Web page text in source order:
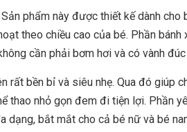
phẩm này được thiết kế dành
theo chiều cao của bé. Phần
cần phải bơm hơi và có vành
rất bền bỉ và siêu nhẹ. Qua đó giúp
thao nhỏ gọn đem đi tiện lợi. Phần
dạng, bắt mắt cho cả bé nữ và bé